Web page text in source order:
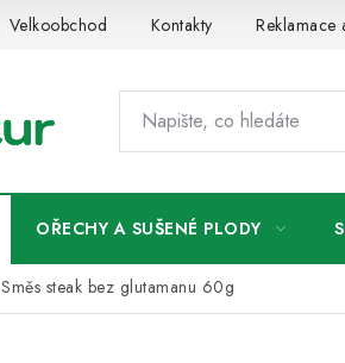
Velkoobchod Kontakty Reklamace
OŘECHY A SUŠENÉ PLODY
Směs steak bez glutamanu 60g